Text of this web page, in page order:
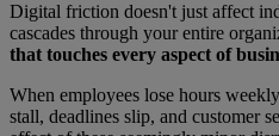
Digital friction doesn't just affect
cascades through your entire
that touches every aspect of
When employees lose hours
stall, deadlines slip, and customer